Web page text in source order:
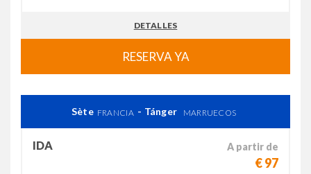
DETALLES
RESERVA YA
Sète FRANCIA - Tánger MARRUECOS
IDA A partir de
€ 97